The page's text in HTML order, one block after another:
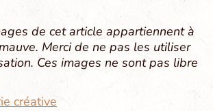
de cet article appartiennent à
Merci de ne pas les utiliser
Ces images ne sont pas libre
créative